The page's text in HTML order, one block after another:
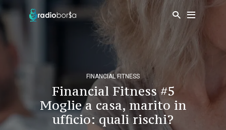
FINANCIAL FITNESS
Financial Fitness #5
Moglie a casa, marito in
ufficio: quali rischi?